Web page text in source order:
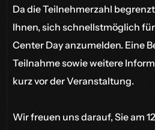
Da die Teilnehmerzahl
Ihnen, sich schnellstmöglich
Center Day anzumelden. Eine
Teilnahme sowie weitere
kurz vor der Veranstaltung.
Wir freuen uns darauf, Sie am